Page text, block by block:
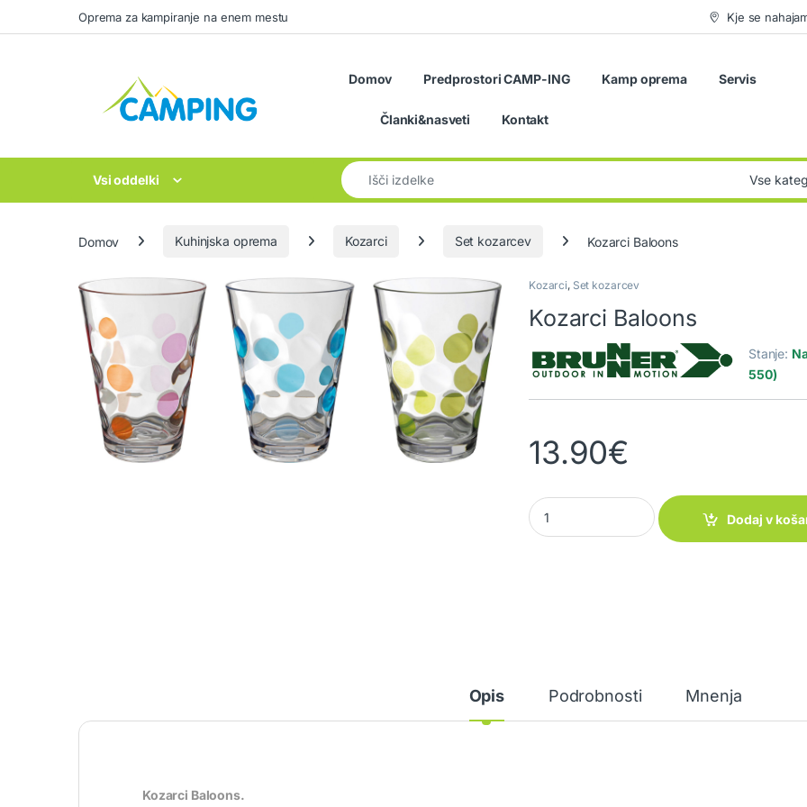
Skip to navigation
Skip to contentOprema za kampiranje na enem mestu Kje se
Domov Predprostori CAMP-ING Kamp oprema Servis
Članki&nasveti Kontakt
Vsi oddelki
Search for:
Domov Kuhinjska oprema Kozarci Set kozarcev Kozarci Baloons
Kozarci, Set kozarcev
Kozarci Baloons
Stanje:
550)
13.90€
Kozarci Baloons quantity
Dodaj v
Opis Podrobnosti Mnenja
Kozarci Baloons.